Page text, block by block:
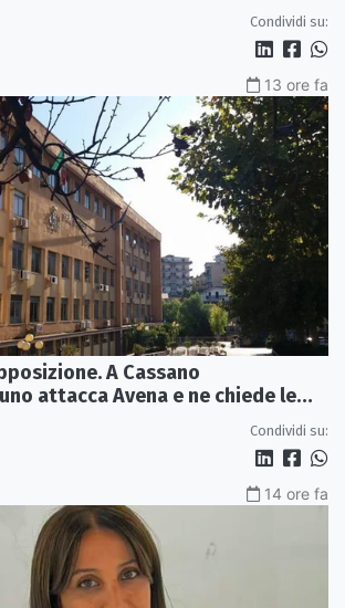
Condividi su:
13 ore fa
A Cassano
attacca Avena e ne chiede le
Condividi su:
14 ore fa